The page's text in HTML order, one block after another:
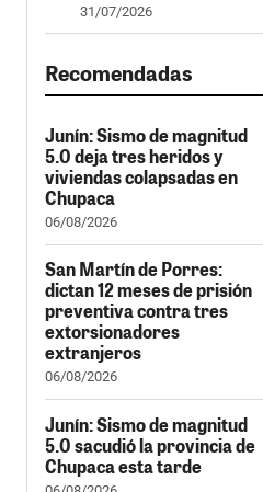
31/07/2026
Recomendadas
Junín: Sismo de magnitud
5.0 deja tres heridos y
viviendas colapsadas en
Chupaca
06/08/2026
San Martín de Porres:
dictan 12 meses de prisión
preventiva contra tres
extorsionadores
extranjeros
06/08/2026
Junín: Sismo de magnitud
5.0 sacudió la provincia de
Chupaca esta tarde